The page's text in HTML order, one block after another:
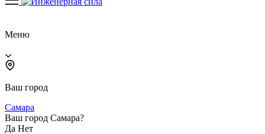
Меню
Ваш город
Самара
Ваш город Самара?
Да Нет